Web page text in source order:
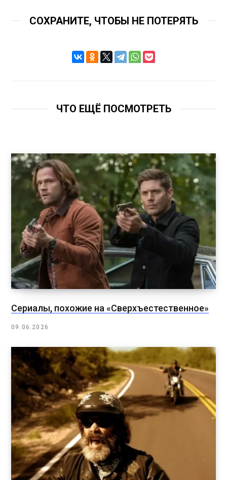
СОХРАНИТЕ, ЧТОБЫ НЕ ПОТЕРЯТЬ
ЧТО ЕЩЁ ПОСМОТРЕТЬ
Сериалы, похожие на «Сверхъестественное»
09.06.2026